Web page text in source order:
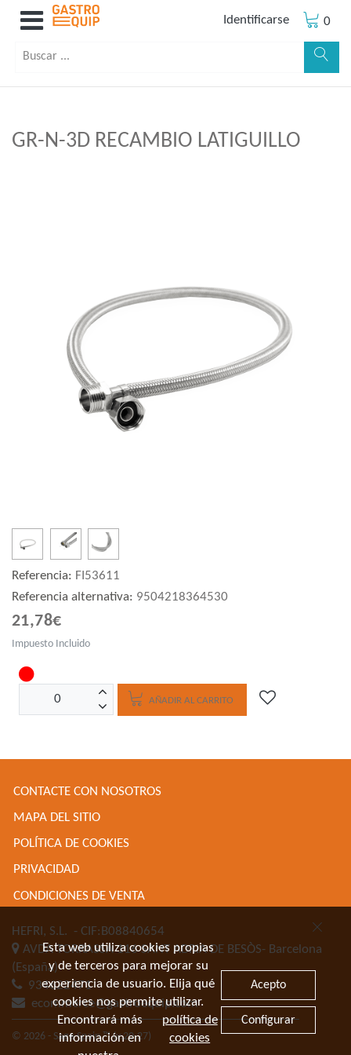
Identificarse 0
GR-N-3D RECAMBIO LATIGUILLO
Referencia: FI53611
Referencia alternativa: 9504218364530
21,78€
Impuesto Incluido
AÑADIR AL CARRITO
CONTACTE CON NOSOTROS
MAPA DEL SITIO
POLÍTICA DE COOKIES
PRIVACIDAD
CONDICIONES DE VENTA
HEFRI, S.L. - CIF:B08840654
AVDA TORRASSA 116SANT ADRIA DE BESÒS- Barcelona
(España)
934622471
ecommerce@gastroequip.com
© 2026 - Sage Spain ™ (v.20.27)
Esta web utiliza cookies propias
y de terceros para mejorar su
experiencia de usuario. Elija qué
cookies nos permite utilizar.
Encontrará más
información en
política de
cookies
Acepto
Configurar